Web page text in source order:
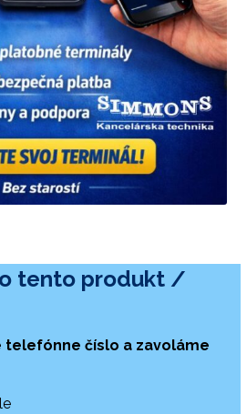
tento produkt /
telefónne číslo a zavoláme